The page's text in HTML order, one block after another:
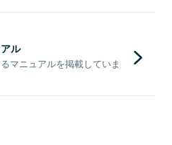
ル
マニュアルを掲載していま